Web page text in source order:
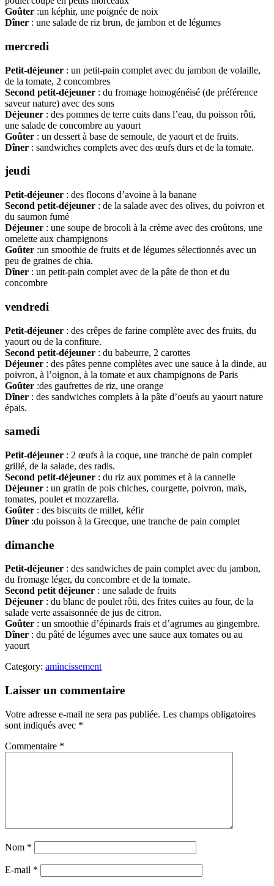
Goûter :un képhir, une poignée de noix
Dîner : une salade de riz brun, de jambon et de légumes
mercredi
Petit-déjeuner : un petit-pain complet avec du jambon de volaille,
de la tomate, 2 concombres
Second petit-déjeuner : du fromage homogénéisé (de préférence
saveur nature) avec des sons
Déjeuner : des pommes de terre cuits dans l’eau, du poisson rôti,
une salade de concombre au yaourt
Goûter : un dessert à base de semoule, de yaourt et de fruits.
Dîner : sandwiches complets avec des œufs durs et de la tomate.
jeudi
Petit-déjeuner : des flocons d’avoine à la banane
Second petit-déjeuner : de la salade avec des olives, du poivron et
du saumon fumé
Déjeuner : une soupe de brocoli à la crème avec des croûtons, une
omelette aux champignons
Goûter :un smoothie de fruits et de légumes sélectionnés avec un
peu de graines de chia.
Dîner : un petit-pain complet avec de la pâte de thon et du
concombre
vendredi
Petit-déjeuner : des crêpes de farine complète avec des fruits, du
yaourt ou de la confiture.
Second petit-déjeuner : du babeurre, 2 carottes
Déjeuner : des pâtes penne complètes avec une sauce à la dinde, au
poivron, à l’oignon, à la tomate et aux champignons de Paris
Goûter :des gaufrettes de riz, une orange
Dîner : des sandwiches complets à la pâte d’oeufs au yaourt nature
épais.
samedi
Petit-déjeuner : 2 œufs à la coque, une tranche de pain complet
grillé, de la salade, des radis.
Second petit-déjeuner : du riz aux pommes et à la cannelle
Déjeuner : un gratin de pois chiches, courgette, poivron, maïs,
tomates, poulet et mozzarella.
Goûter : des biscuits de millet, kéfir
Dîner :du poisson à la Grecque, une tranche de pain complet
dimanche
Petit-déjeuner : des sandwiches de pain complet avec du jambon,
du fromage léger, du concombre et de la tomate.
Second petit déjeuner : une salade de fruits
Déjeuner : du blanc de poulet rôti, des frites cuites au four, de la
salade verte assaisonnée de jus de citron.
Goûter : un smoothie d’épinards frais et d’agrumes au gingembre.
Dîner : du pâté de légumes avec une sauce aux tomates ou au
yaourt
Category: amincissement
Laisser un commentaire
Votre adresse e-mail ne sera pas publiée. Les champs obligatoires
sont indiqués avec *
Commentaire *
Nom *
E-mail *